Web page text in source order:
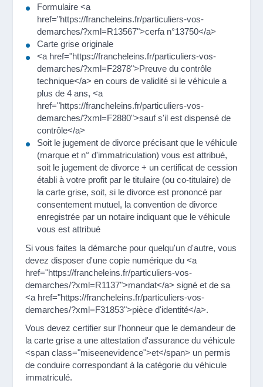
Formulaire <a
href="https://francheleins.fr/particuliers-vos-
demarches/?xml=R13567">cerfa n°13750</a>
Carte grise originale
<a href="https://francheleins.fr/particuliers-vos-
demarches/?xml=F2878">Preuve du contrôle
technique</a> en cours de validité si le véhicule a
plus de 4 ans, <a
href="https://francheleins.fr/particuliers-vos-
demarches/?xml=F2880">sauf s'il est dispensé de
contrôle</a>
Soit le jugement de divorce précisant que le véhicule
(marque et n° d'immatriculation) vous est attribué,
soit le jugement de divorce + un certificat de cession
établi à votre profit par le titulaire (ou co-titulaire) de
la carte grise, soit, si le divorce est prononcé par
consentement mutuel, la convention de divorce
enregistrée par un notaire indiquant que le véhicule
vous est attribué
Si vous faites la démarche pour quelqu'un d'autre, vous
devez disposer d'une copie numérique du <a
href="https://francheleins.fr/particuliers-vos-
demarches/?xml=R1137">mandat</a> signé et de sa
<a href="https://francheleins.fr/particuliers-vos-
demarches/?xml=F31853">pièce d'identité</a>.
Vous devez certifier sur l'honneur que le demandeur de
la carte grise a une attestation d'assurance du véhicule
<span class="miseenevidence">et</span> un permis
de conduire correspondant à la catégorie du véhicule
immatriculé.